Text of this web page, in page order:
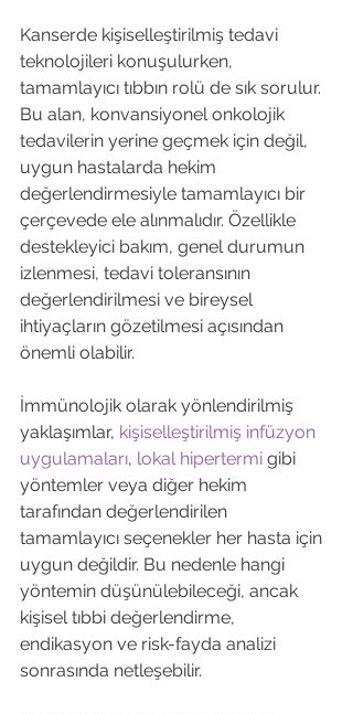
Kanserde kişiselleştirilmiş tedavi
teknolojileri konuşulurken,
tamamlayıcı tıbbın rolü de sık sorulur.
Bu alan, konvansiyonel onkolojik
tedavilerin yerine geçmek için değil,
uygun hastalarda hekim
değerlendirmesiyle tamamlayıcı bir
çerçevede ele alınmalıdır. Özellikle
destekleyici bakım, genel durumun
izlenmesi, tedavi toleransının
değerlendirilmesi ve bireysel
ihtiyaçların gözetilmesi açısından
önemli olabilir.
İmmünolojik olarak yönlendirilmiş
yaklaşımlar, kişiselleştirilmiş infüzyon
uygulamaları, lokal hipertermi gibi
yöntemler veya diğer hekim
tarafından değerlendirilen
tamamlayıcı seçenekler her hasta için
uygun değildir. Bu nedenle hangi
yöntemin düşünülebileceği, ancak
kişisel tıbbi değerlendirme,
endikasyon ve risk-fayda analizi
sonrasında netleşebilir.